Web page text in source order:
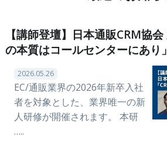
【講師登壇】日本通販CRM協
の本質はコールセンターにあり」
2026.05.26
EC/通販業界の2026年新卒入社
者を対象とした、業界唯一の新
人研修が開催されます。 本研
…..